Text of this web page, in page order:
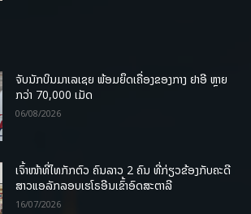
ຈັບນັກບິນມາເລເຊຍ ພ້ອມຍຶດເຄື່ອງຂອງກາງ ຢາອີ ຫຼາຍ
ກວ່າ 70,000 ເມັດ
06/08/2026
ເຈົ້າໜ້າທີ່ໄທກັກຕົວ ຄົນລາວ 2 ຄົນ ທີ່ກ່ຽວຂ້ອງກັບຄະດີ
ສາວແອລັກລອບເຮໂຣອີນເຂົ້າອົດສະຕາລີ
16/07/2026